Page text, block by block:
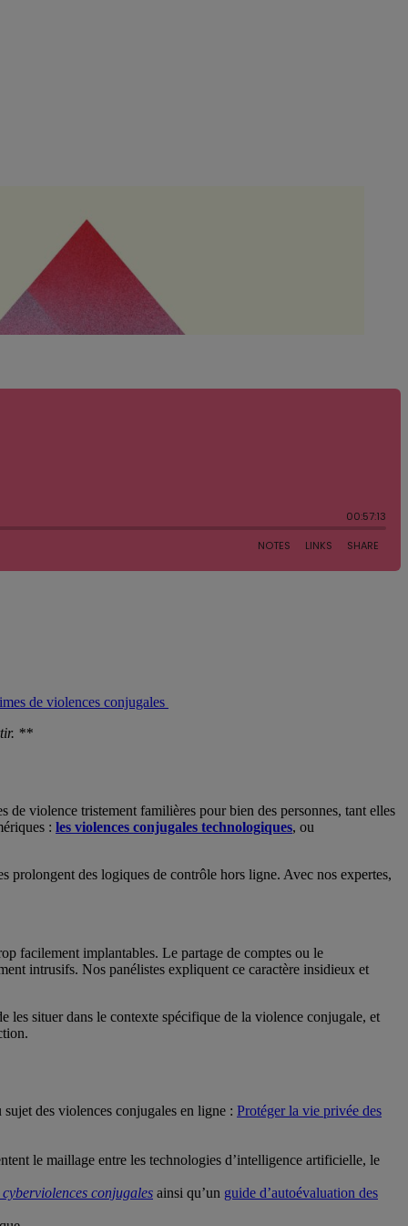
de violences conjugales
**
de violence tristement familières pour bien des personnes, tant elles
: les violences conjugales technologiques, ou
prolongent des logiques de contrôle hors ligne. Avec nos expertes,
facilement implantables. Le partage de comptes ou le
intrusifs. Nos panélistes expliquent ce caractère insidieux et
les situer dans le contexte spécifique de la violence conjugale, et
des violences conjugales en ligne : Protéger la vie privée des
le maillage entre les technologies d’intelligence artificielle, le
cyberviolences conjugales ainsi qu’un guide d’autoévaluation des